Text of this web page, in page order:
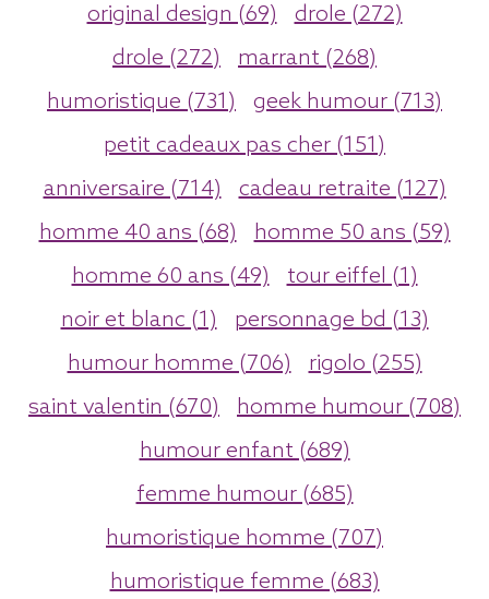
original design (69)
drole (272)
drole (272)
marrant (268)
humoristique (731)
geek humour (713)
petit cadeaux pas cher (151)
anniversaire (714)
cadeau retraite (127)
homme 40 ans (68)
homme 50 ans (59)
homme 60 ans (49)
tour eiffel (1)
noir et blanc (1)
personnage bd (13)
humour homme (706)
rigolo (255)
saint valentin (670)
homme humour (708)
humour enfant (689)
femme humour (685)
humoristique homme (707)
humoristique femme (683)